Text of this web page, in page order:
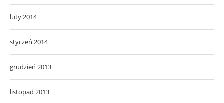
luty 2014
styczeń 2014
grudzień 2013
listopad 2013